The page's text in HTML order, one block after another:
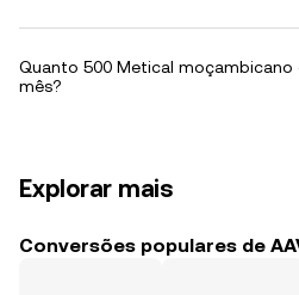
Quanto 500 Metical moçambicano
mês?
Explorar mais
Conversões populares de